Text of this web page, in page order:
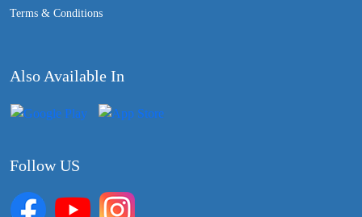
Terms & Conditions
Also Available In
Follow US